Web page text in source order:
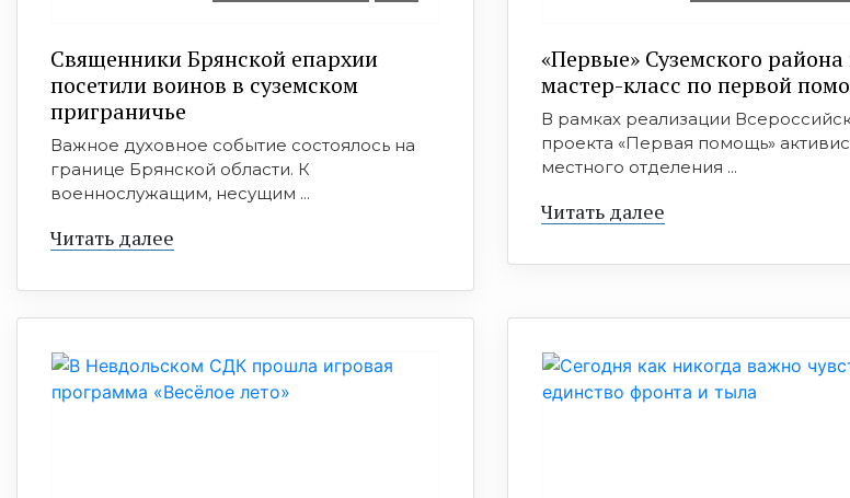
Священники Брянской епархии
посетили воинов в суземском
приграничье
Важное духовное событие состоялось на
границе Брянской области. К
военнослужащим, несущим ...
Читать далее
«Первые» Суземского
мастер-класс по первой
В рамках реализации
проекта «Первая помощь»
местного отделения ...
Читать далее